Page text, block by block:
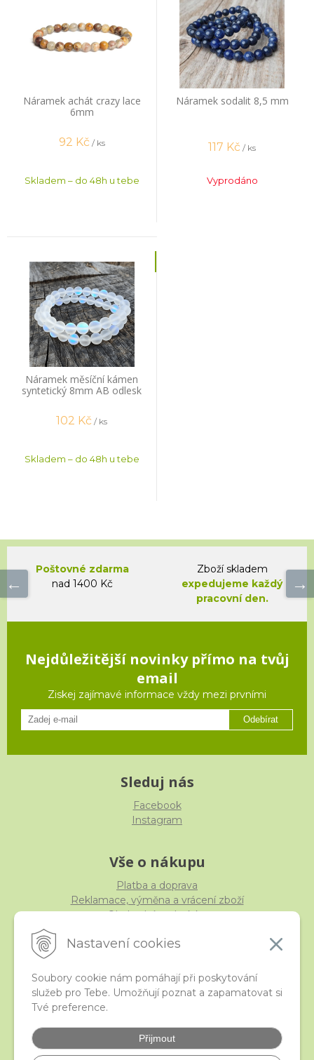
Nastavení cookies
Soubory cookie nám pomáhají při poskytování
služeb pro Tebe. Umožňují poznat a zapamatovat si
Tvé preference.
Přijmout
Náramek achát crazy lace
6mm
92 Kč / ks
Skladem – do 48h u tebe
Náramek sodalit 8,5 mm
117 Kč / ks
Vyprodáno
Náramek měsíční kámen
syntetický 8mm AB odlesk
102 Kč / ks
Skladem – do 48h u tebe
Poštovné zdarma
nad 1400 Kč
Zboží skladem
expedujeme každý
pracovní den.
Nejdůležitější novinky přímo na tvůj
email
Ziskej zajímavé informace vždy mezi prvními
Odebírat
Sleduj nás
Facebook
Instagram
Vše o nákupu
Platba a doprava
Reklamace, výměna a vrácení zboží
Obchodní podmínky
iStraka
Velkoobchod
Nejčastější otázky